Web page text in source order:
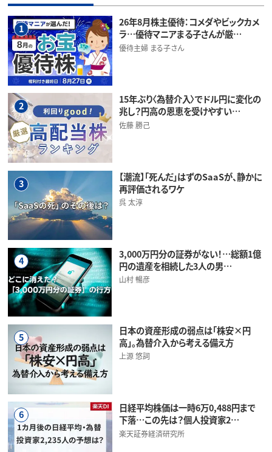
1
26年8月株主優待：コメダやビックカメ
ラ…優待マニアまる子さんが厳…
優待主婦 まる子さん
2
15年ぶり〈為替介入〉でドル円に変化の
兆し？円高の恩恵を受けやすい…
佐藤 勝己
3
【潮流】「死んだ」はずのSaaSが、静かに
再評価されるワケ
呉 太淳
4
3,000万円分の証券がない！…総額1億
円の遺産を相続した3人の男…
山村 暢彦
5
日本の資産形成の弱点は「株安×円
高」。為替介入から考える備え方
上源 悠詞
6
日経平均株価は一時6万0,488円まで
下落…この先は？個人投資家2…
楽天証券経済研究所